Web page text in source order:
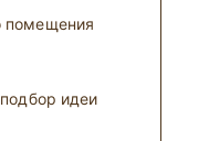
помещения
идеи